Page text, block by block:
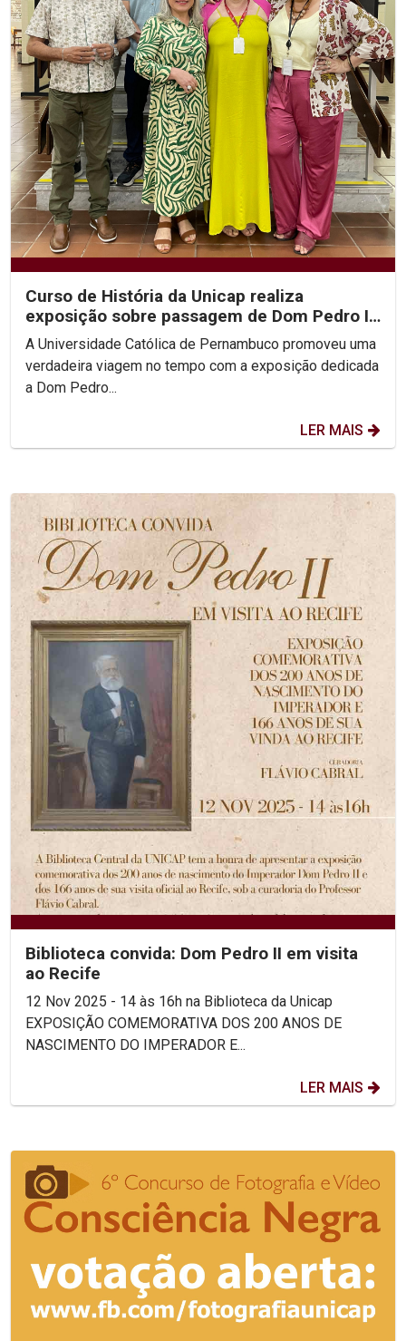
Curso de História da Unicap realiza
exposição sobre passagem de Dom Pedro II
por Pernambuco
A Universidade Católica de Pernambuco promoveu uma
verdadeira viagem no tempo com a exposição dedicada
a Dom Pedro...
LER MAIS
Biblioteca convida: Dom Pedro II em visita
ao Recife
12 Nov 2025 - 14 às 16h na Biblioteca da Unicap
EXPOSIÇÃO COMEMORATIVA DOS 200 ANOS DE
NASCIMENTO DO IMPERADOR E...
LER MAIS